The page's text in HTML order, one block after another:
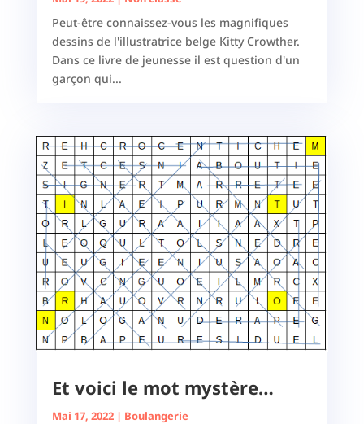
Peut-être connaissez-vous les magnifiques
dessins de l'illustratrice belge Kitty Crowther.
Dans ce livre de jeunesse il est question d'un
garçon qui...
Et voici le mot mystère…
Mai 17, 2022| Boulangerie